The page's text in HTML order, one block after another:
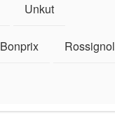
Unkut
Bonprix Rossignol